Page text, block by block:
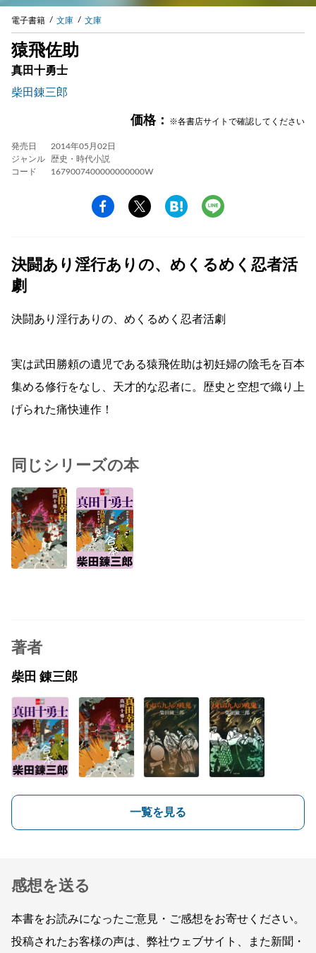
電子書籍 文庫 文庫
猿飛佐助
真田十勇士
柴田錬三郎
価格： ※各書店サイトで確認してください
発売日
2014年05月02日
ジャンル
歴史・時代小説
コード
1679007400000000000W
決闘あり淫行ありの、めくるめく忍者活
劇
決闘あり淫行ありの、めくるめく忍者活劇
実は武田勝頼の遺児である猿飛佐助は初妊婦の陰毛を百本
集める修行をなし、天才的な忍者に。歴史と空想で織り上
げられた痛快連作！
同じシリーズの本
著者
柴田 錬三郎
一覧を見る
感想を送る
本書をお読みになったご意見・ご感想をお寄せください。
投稿されたお客様の声は、弊社ウェブサイト、また新聞・